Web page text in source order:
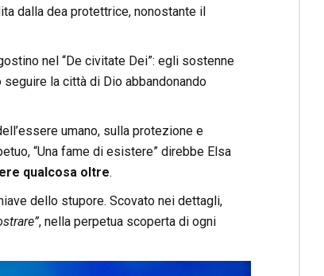
dalla dea protettrice, nonostante il
nel “De civitate Dei”: egli sostenne
la città di Dio abbandonando
umano, sulla protezione e
“Una fame di esistere” direbbe Elsa
qualcosa oltre.
dello stupore. Scovato nei dettagli,
, nella perpetua scoperta di ogni